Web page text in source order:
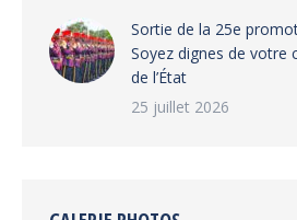
‎Sortie de la 25e
Soyez dignes de votre
de l’État
25 juillet 2026